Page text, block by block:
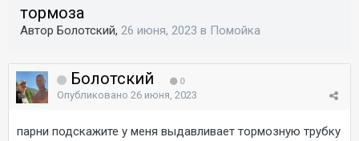
тормоза
Автор Болотский, 26 июня, 2023 в Помойка
Болотский 0
Опубликовано 26 июня, 2023
парни подскажите у меня выдавливает тормозную трубку